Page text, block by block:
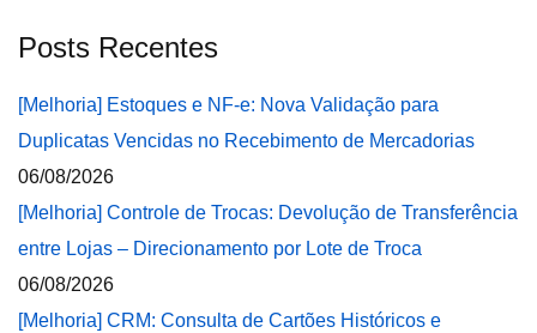
Posts Recentes
[Melhoria] Estoques e NF-e: Nova Validação para
Duplicatas Vencidas no Recebimento de Mercadorias
06/08/2026
[Melhoria] Controle de Trocas: Devolução de Transferência
entre Lojas – Direcionamento por Lote de Troca
06/08/2026
[Melhoria] CRM: Consulta de Cartões Históricos e